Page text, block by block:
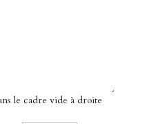
APPELER
le cadre vide à droite